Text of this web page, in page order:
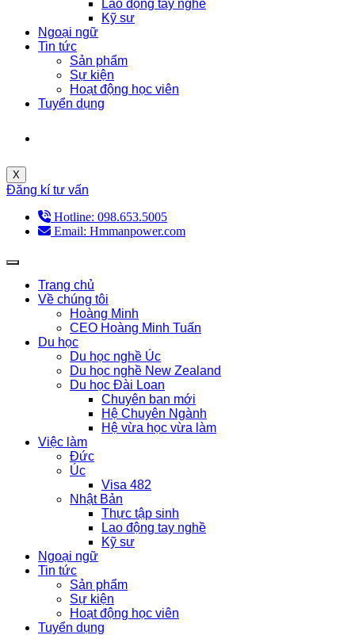
Lao động tay nghề
Kỹ sư
Ngoại ngữ
Tin tức
Sản phẩm
Sự kiện
Hoạt động học viên
Tuyển dụng
X
Đăng kí tư vấn
Hotline: 098.653.5005
Email: Hmmanpower.com
Trang chủ
Về chúng tôi
Hoàng Minh
CEO Hoàng Minh Tuấn
Du học
Du học nghề Úc
Du học nghề New Zealand
Du học Đài Loan
Chuyên ban mới
Hệ Chuyên Ngành
Hệ vừa học vừa làm
Việc làm
Đức
Úc
Visa 482
Nhật Bản
Thực tập sinh
Lao động tay nghề
Kỹ sư
Ngoại ngữ
Tin tức
Sản phẩm
Sự kiện
Hoạt động học viên
Tuyển dụng